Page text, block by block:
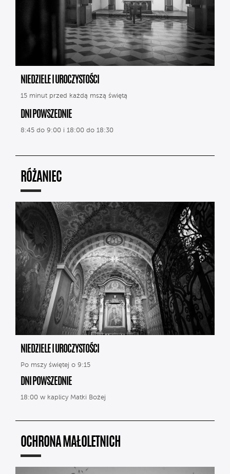
NIEDZIELE I UROCZYSTOŚCI
15 minut przed każdą mszą świętą
DNI POWSZEDNIE
8:45 do 9:00 i 18:00 do 18:30
RÓŻANIEC
NIEDZIELE I UROCZYSTOŚCI
Po mszy świętej o 9:15
DNI POWSZEDNIE
18:00 w kaplicy Matki Bożej
OCHRONA MAŁOLETNICH